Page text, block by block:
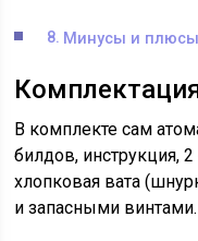
Минусы и плюсы
В комплекте сам
билдов, инструкция,
хлопковая вата
и запасными винтами.